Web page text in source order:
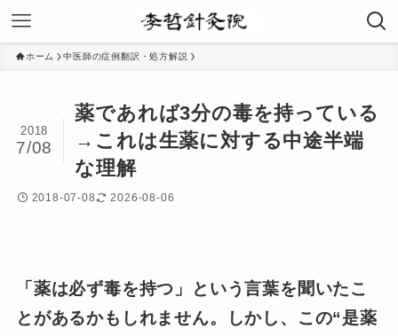
ホーム 中医師の症例翻訳・処方解説
薬であれば3分の毒を持っている
→これは生薬に対する中途半端
な理解
2018
7/08
2018-07-08 2026-08-06
「薬は必ず毒を持つ」という言葉を聞いたこ
とがあるかもしれません。しかし、この“是薬